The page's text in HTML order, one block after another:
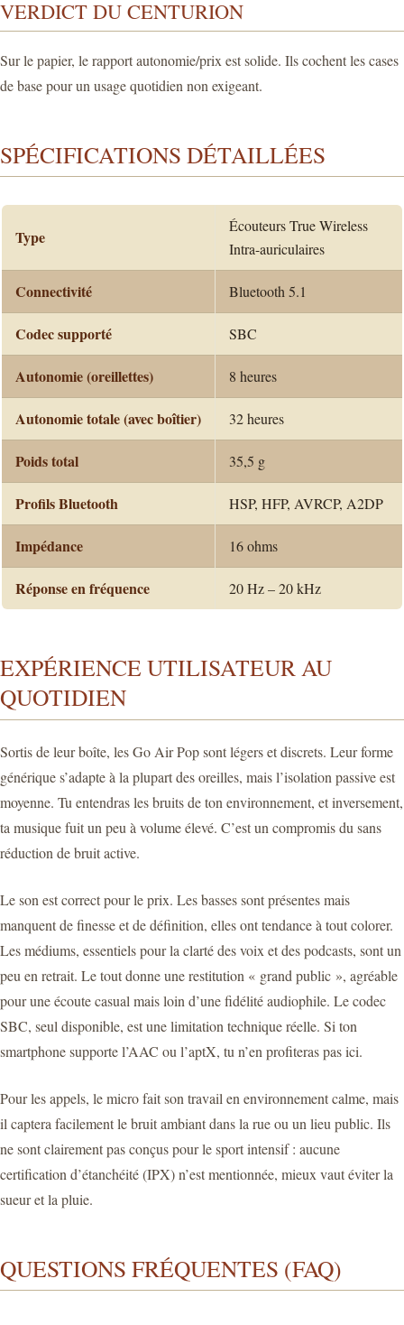
VERDICT DU CENTURION
Sur le papier, le rapport autonomie/prix est solide. Ils cochent les cases
de base pour un usage quotidien non exigeant.
SPÉCIFICATIONS DÉTAILLÉES
Type
Écouteurs True Wireless
Intra-auriculaires
Connectivité Bluetooth 5.1
Codec supporté SBC
Autonomie (oreillettes) 8 heures
Autonomie totale (avec boîtier) 32 heures
Poids total 35,5 g
Profils Bluetooth HSP, HFP, AVRCP, A2DP
Impédance 16 ohms
Réponse en fréquence 20 Hz – 20 kHz
EXPÉRIENCE UTILISATEUR AU
QUOTIDIEN
Sortis de leur boîte, les Go Air Pop sont légers et discrets. Leur forme
générique s’adapte à la plupart des oreilles, mais l’isolation passive est
moyenne. Tu entendras les bruits de ton environnement, et inversement,
ta musique fuit un peu à volume élevé. C’est un compromis du sans
réduction de bruit active.
Le son est correct pour le prix. Les basses sont présentes mais
manquent de finesse et de définition, elles ont tendance à tout colorer.
Les médiums, essentiels pour la clarté des voix et des podcasts, sont un
peu en retrait. Le tout donne une restitution « grand public », agréable
pour une écoute casual mais loin d’une fidélité audiophile. Le codec
SBC, seul disponible, est une limitation technique réelle. Si ton
smartphone supporte l’AAC ou l’aptX, tu n’en profiteras pas ici.
Pour les appels, le micro fait son travail en environnement calme, mais
il captera facilement le bruit ambiant dans la rue ou un lieu public. Ils
ne sont clairement pas conçus pour le sport intensif : aucune
certification d’étanchéité (IPX) n’est mentionnée, mieux vaut éviter la
sueur et la pluie.
QUESTIONS FRÉQUENTES (FAQ)